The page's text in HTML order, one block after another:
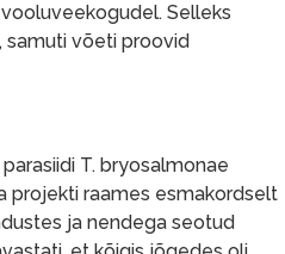
Selleks
võeti proovid
T. bryosalmonae
projekti raames esmakordselt
ja nendega seotud